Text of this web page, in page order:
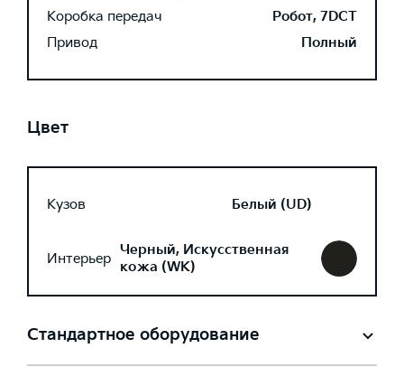
Коробка передач
Робот, 7DCT
Привод
Полный
Цвет
Кузов Белый (UD)
Интерьер Черный, Искусственная
кожа (WK)
Стандартное оборудование